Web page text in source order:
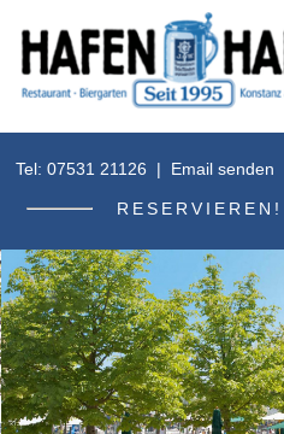
Tel: 07531 21126 | Email senden
RESERVIEREN!
Essen & Trinken
Events
Shop
Galerie